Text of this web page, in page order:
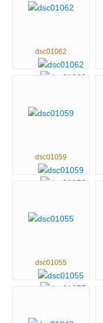
dsc01062
dsc01059
dsc01055